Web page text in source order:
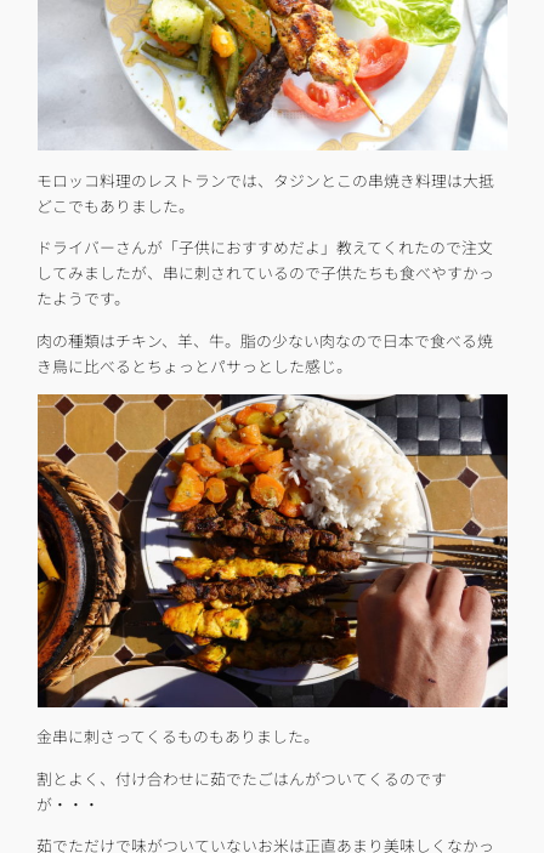
モロッコ料理のレストランでは、タジンとこの串焼き料理は大抵
どこでもありました。
ドライバーさんが「子供におすすめだよ」教えてくれたので注文
してみましたが、串に刺されているので子供たちも食べやすかっ
たようです。
肉の種類はチキン、羊、牛。脂の少ない肉なので日本で食べる焼
き鳥に比べるとちょっとパサっとした感じ。
金串に刺さってくるものもありました。
割とよく、付け合わせに茹でたごはんがついてくるのです
が・・・
茹でただけで味がついていないお米は正直あまり美味しくなかっ